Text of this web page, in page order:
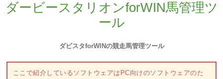
ダービースタリオンforWIN馬管理ツ
ール
ダビスタforWINの競走馬管理ツール
ここで紹介しているソフトウェアはPC向けのソフトウェアのた